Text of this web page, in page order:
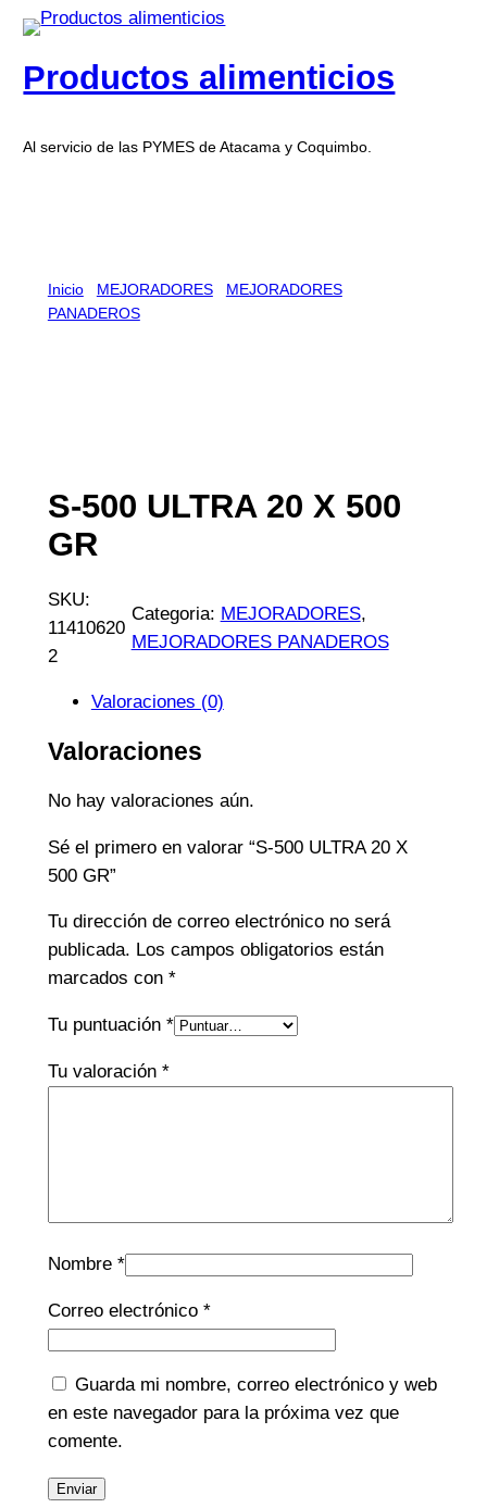
Productos alimenticios
Al servicio de las PYMES de Atacama y Coquimbo.
Inicio/ MEJORADORES/ MEJORADORES
PANADEROS/ S-500 ULTRA 20 X 500 GR
S-500 ULTRA 20 X 500
GR
SKU:
11410620
2
Categoria: MEJORADORES
MEJORADORES PANADEROS
Valoraciones (0)
Valoraciones
No hay valoraciones aún.
Sé el primero en valorar “S-500 ULTRA 20 X
500 GR”
Tu dirección de correo electrónico no será
publicada. Los campos obligatorios están
marcados con *
Tu puntuación *
Tu valoración *
Nombre *
Correo electrónico *
Guarda mi nombre, correo electrónico y web
en este navegador para la próxima vez que
comente.